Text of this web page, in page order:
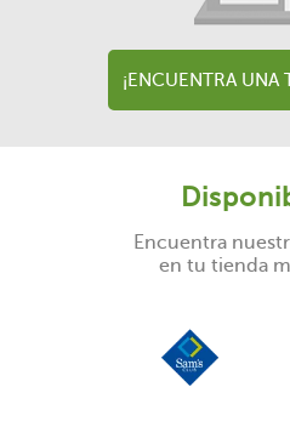
¡ENCUENTRA UNA
Encuentra
en tu tienda